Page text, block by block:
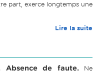
part, exerce longtemps une
Lire la suite
Absence de faute.
Ne